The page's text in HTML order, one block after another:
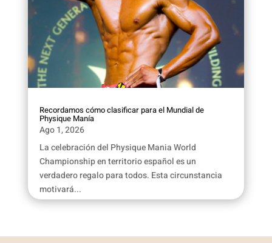
Recordamos cómo clasificar para el Mundial de
Physique Manía
Ago 1, 2026
La celebración del Physique Mania World
Championship en territorio español es un
verdadero regalo para todos. Esta circunstancia
motivará...